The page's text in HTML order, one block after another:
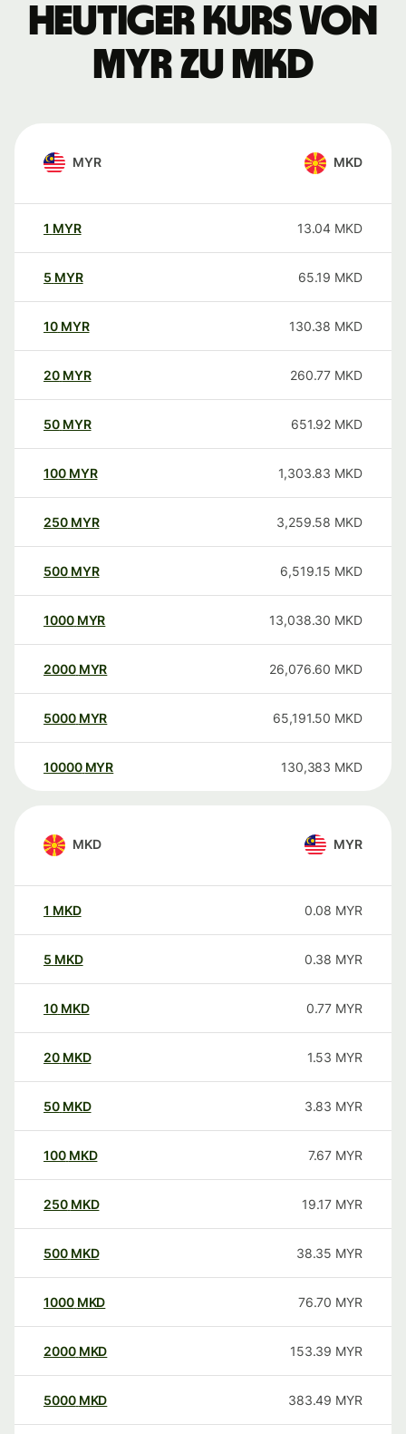
Heutiger Kurs von
MYR zu MKD
MYR MKD
1 MYR 13.04 MKD
5 MYR 65.19 MKD
10 MYR 130.38 MKD
20 MYR 260.77 MKD
50 MYR 651.92 MKD
100 MYR 1,303.83 MKD
250 MYR 3,259.58 MKD
500 MYR 6,519.15 MKD
1000 MYR 13,038.30 MKD
2000 MYR 26,076.60 MKD
5000 MYR 65,191.50 MKD
10000 MYR 130,383 MKD
MKD MYR
1 MKD 0.08 MYR
5 MKD 0.38 MYR
10 MKD 0.77 MYR
20 MKD 1.53 MYR
50 MKD 3.83 MYR
100 MKD 7.67 MYR
250 MKD 19.17 MYR
500 MKD 38.35 MYR
1000 MKD 76.70 MYR
2000 MKD 153.39 MYR
5000 MKD 383.49 MYR